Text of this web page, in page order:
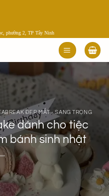
phường 2, TP Tây Ninh
ĐẸP MẮT - SANG TRỌNG
dành cho tiệc
bánh sinh nhật